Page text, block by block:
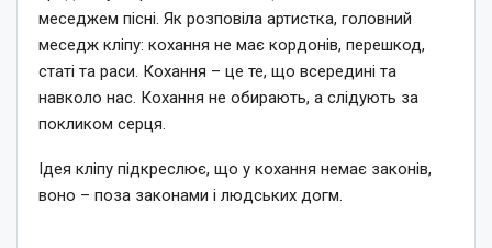
меседжем пісні. Як розповіла артистка, головний
меседж кліпу: кохання не має кордонів, перешкод,
статі та раси. Кохання – це те, що всередині та
навколо нас. Кохання не обирають, а слідують за
покликом серця.
Ідея кліпу підкреслює, що у кохання немає законів,
воно – поза законами і людських догм.